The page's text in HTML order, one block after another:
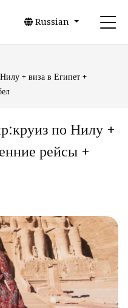
Russian
+ виза в Египет +
по Нилу +
рейсы +